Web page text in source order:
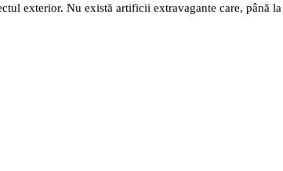
exterior. Nu există artificii extravagante care, până